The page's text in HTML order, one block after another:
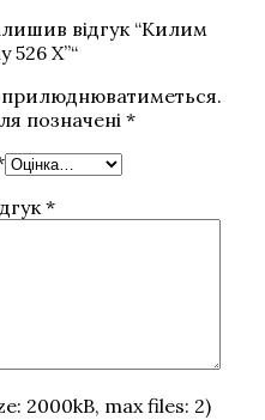
відгук “Килим
526 X”“
позначені *
*
2000kB, max files: 2)